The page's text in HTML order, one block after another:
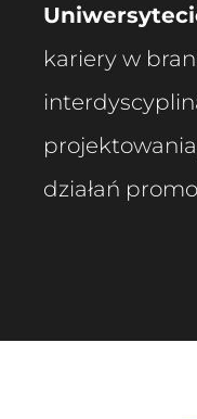
kariery w
działań